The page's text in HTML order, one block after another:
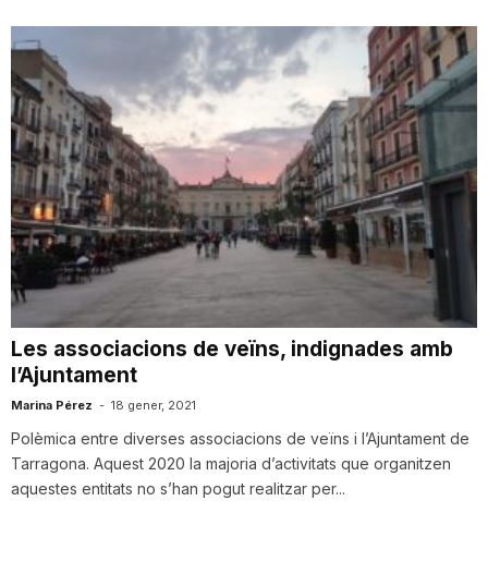
Les associacions de veïns, indignades amb
l’Ajuntament
Marina Pérez - 18 gener, 2021
Polèmica entre diverses associacions de veïns i l’Ajuntament de
Tarragona. Aquest 2020 la majoria d’activitats que organitzen
aquestes entitats no s’han pogut realitzar per...